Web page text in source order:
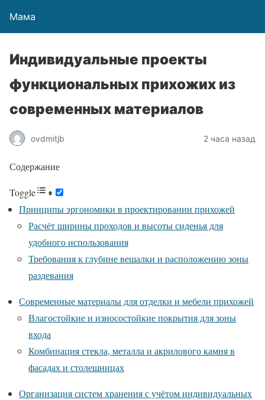
Мама
Индивидуальные проекты
функциональных прихожих из
современных материалов
ovdmitjb 2 часа назад
Содержание
Toggle
Принципы эргономики в проектировании прихожей
Расчёт ширины проходов и высоты сиденья для
удобного использования
Требования к глубине вешалки и расположению зоны
раздевания
Современные материалы для отделки и мебели прихожей
Влагостойкие и износостойкие покрытия для зоны
входа
Комбинация стекла, металла и акрилового камня в
фасадах и столешницах
Организация систем хранения с учётом индивидуальных